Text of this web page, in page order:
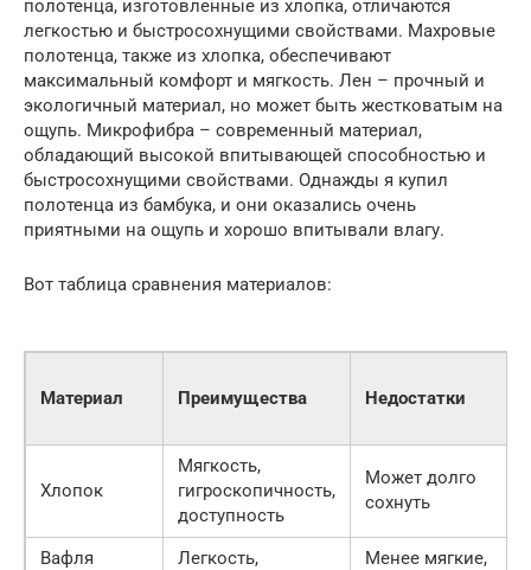
полотенца, изготовленные из хлопка, отличаются
легкостью и быстросохнущими свойствами. Махровые
полотенца, также из хлопка, обеспечивают
максимальный комфорт и мягкость. Лен – прочный и
экологичный материал, но может быть жестковатым на
ощупь. Микрофибра – современный материал,
обладающий высокой впитывающей способностью и
быстросохнущими свойствами. Однажды я купил
полотенца из бамбука, и они оказались очень
приятными на ощупь и хорошо впитывали влагу.
Вот таблица сравнения материалов:
Материал Преимущества Недостатки
Хлопок
Мягкость,
гигроскопичность,
доступность
Может долго
сохнуть
Вафля
Легкость,
Менее мягкие,